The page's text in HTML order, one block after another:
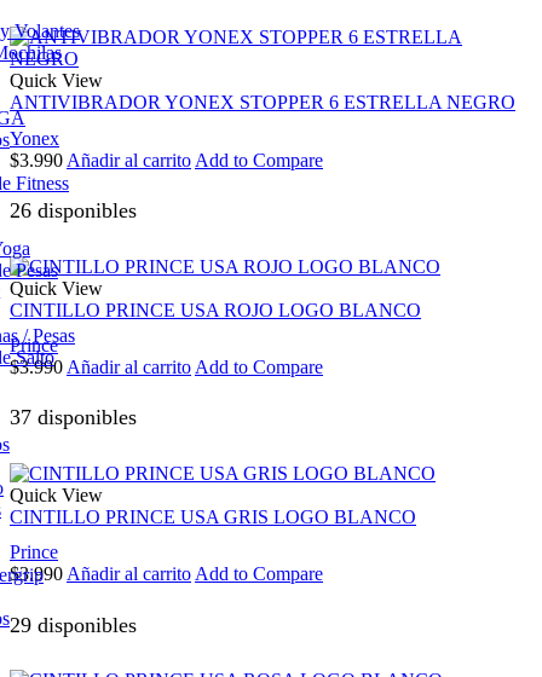
Volantes
Fitness
Pesas
/ Pesas
Salto
Quick View
ANTIVIBRADOR YONEX STOPPER 6 ESTRELLA NEGRO
Yonex
$3.990 Añadir al carrito Add to Compare
26 disponibles
Quick View
CINTILLO PRINCE USA ROJO LOGO BLANCO
Prince
$3.990 Añadir al carrito Add to Compare
37 disponibles
Quick View
CINTILLO PRINCE USA GRIS LOGO BLANCO
Prince
$3.990 Añadir al carrito Add to Compare
29 disponibles